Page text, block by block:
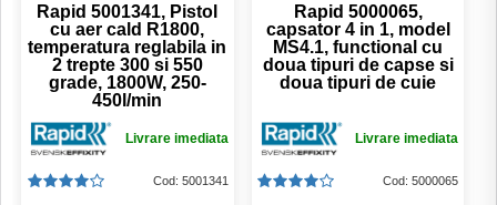
Rapid 5001341, Pistol
cu aer cald R1800,
temperatura reglabila in
2 trepte 300 si 550
grade, 1800W, 250-
450l/min
Livrare imediata
Cod: 5001341
Rapid 5000065,
capsator 4 in 1, model
MS4.1, functional cu
doua tipuri de capse si
doua tipuri de cuie
Livrare imediata
Cod: 5000065